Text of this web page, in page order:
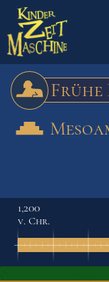
A
1,200
v. Chr.